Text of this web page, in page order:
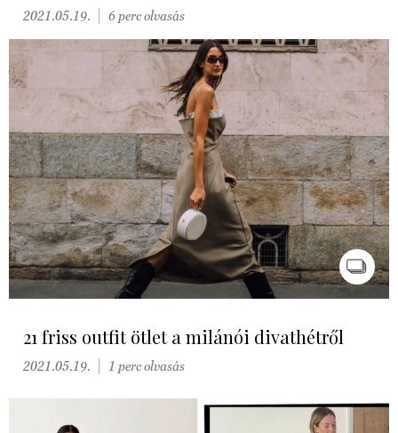
2021.05.19. 6 perc olvasás
21 friss outfit ötlet a milánói divathétről
2021.05.19. 1 perc olvasás